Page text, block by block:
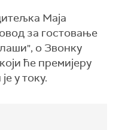
Маја
за гостовање
о Звонку
ће премијеру
у току.